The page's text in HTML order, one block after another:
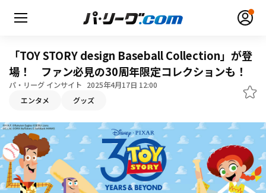
無料アカウント登録
HOME
動画
「TOY STORY design Baseball Collection」が登
場！ ファン必見の30周年限定コレクションも！
パ・リーグ インサイト 2025年4月17日 12:00
エンタメ グッズ